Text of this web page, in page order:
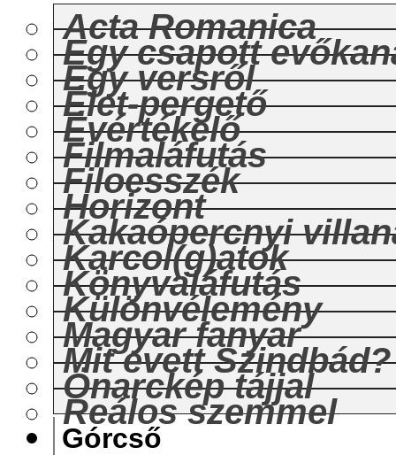
Acta Romanica
Egy csapott
Egy versről
Élet-pergető
Évértékelő
Filmaláfutás
Filoesszék
Horizont
Kakaópercnyi
Karcol(g)atok
Könyvaláfutás
Különvélemény
Magyar fanyar
Mit evett Szindbád?
Önarckép tájjal
Reálos szemmel
Górcső